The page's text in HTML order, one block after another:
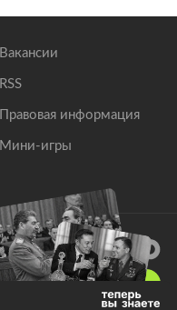
Вакансии
RSS
Правовая информация
Мини-игры